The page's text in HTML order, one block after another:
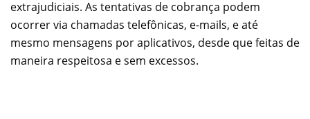
extrajudiciais. As tentativas de cobrança podem
ocorrer via chamadas telefônicas, e-mails, e até
mesmo mensagens por aplicativos, desde que feitas de
maneira respeitosa e sem excessos.